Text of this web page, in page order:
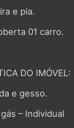
e pia.
01 carro.
DO IMÓVEL:
e gesso.
– Individual